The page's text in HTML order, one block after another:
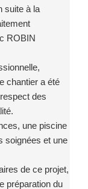
suite à la
ROBIN
chantier a été
des
une piscine
soignées et une
de ce projet,
préparation du